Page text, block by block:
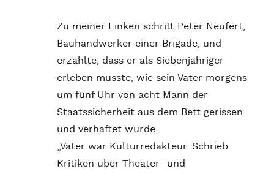
Zu meiner Linken schritt Peter Neufert,
Bauhandwerker einer Brigade, und
erzählte, dass er als Siebenjähriger
erleben musste, wie sein Vater morgens
um fünf Uhr von acht Mann der
Staatssicherheit aus dem Bett gerissen
und verhaftet wurde.
„Vater war Kulturredakteur. Schrieb
Kritiken über Theater- und